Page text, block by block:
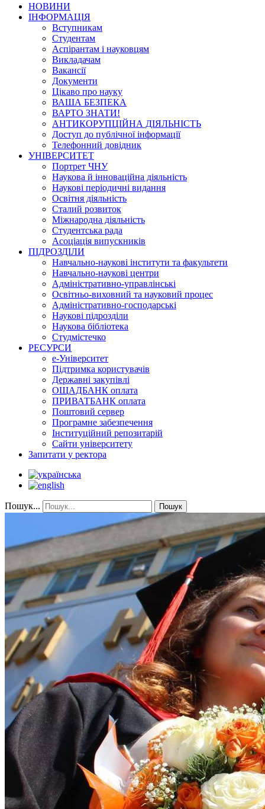
НОВИНИ
ІНФОРМАЦІЯ
Вступникам
Студентам
Аспірантам і науковцям
Викладачам
Вакансії
Документи
Цікаво про науку
ВАША БЕЗПЕКА
ВАРТО ЗНАТИ!
АНТИКОРУПЦІЙНА ДІЯЛЬНІСТЬ
Доступ до публічної інформації
Телефонний довідник
УНІВЕРСИТЕТ
Портрет ЧНУ
Наукова й інноваційна діяльність
Наукові періодичні видання
Освітня діяльність
Сталий розвиток
Міжнародна діяльність
Студентська рада
Асоціація випускників
ПІДРОЗДІЛИ
Навчально-наукові інститути та факультети
Навчально-наукові центри
Адміністративно-управлінські
Освітньо-виховний та науковий процес
Адміністративно-господарські
Наукові підрозділи
Наукова бібліотека
Студмістечко
РЕСУРСИ
е-Університет
Підтримка користувачів
Державні закупівлі
ОЩАДБАНК оплата
ПРИВАТБАНК оплата
Поштовий сервер
Програмне забезпечення
Інституційний репозитарій
Сайти університету
Запитати у ректора
Пошук... Пошук